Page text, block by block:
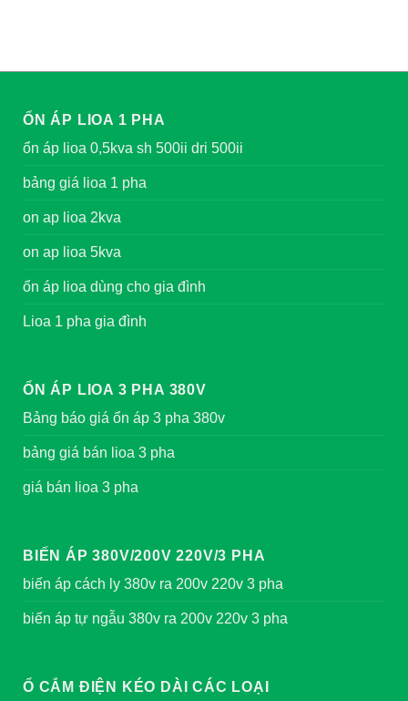
ỔN ÁP LIOA 1 PHA
ổn áp lioa 0,5kva sh 500ii dri 500ii
bảng giá lioa 1 pha
on ap lioa 2kva
on ap lioa 5kva
ổn áp lioa dùng cho gia đình
Lioa 1 pha gia đình
ỔN ÁP LIOA 3 PHA 380V
Bảng báo giá ổn áp 3 pha 380v
bảng giá bán lioa 3 pha
giá bán lioa 3 pha
BIẾN ÁP 380V/200V 220V/3 PHA
biến áp cách ly 380v ra 200v 220v 3 pha
biến áp tự ngẫu 380v ra 200v 220v 3 pha
Ổ CẮM ĐIỆN KÉO DÀI CÁC LOẠI